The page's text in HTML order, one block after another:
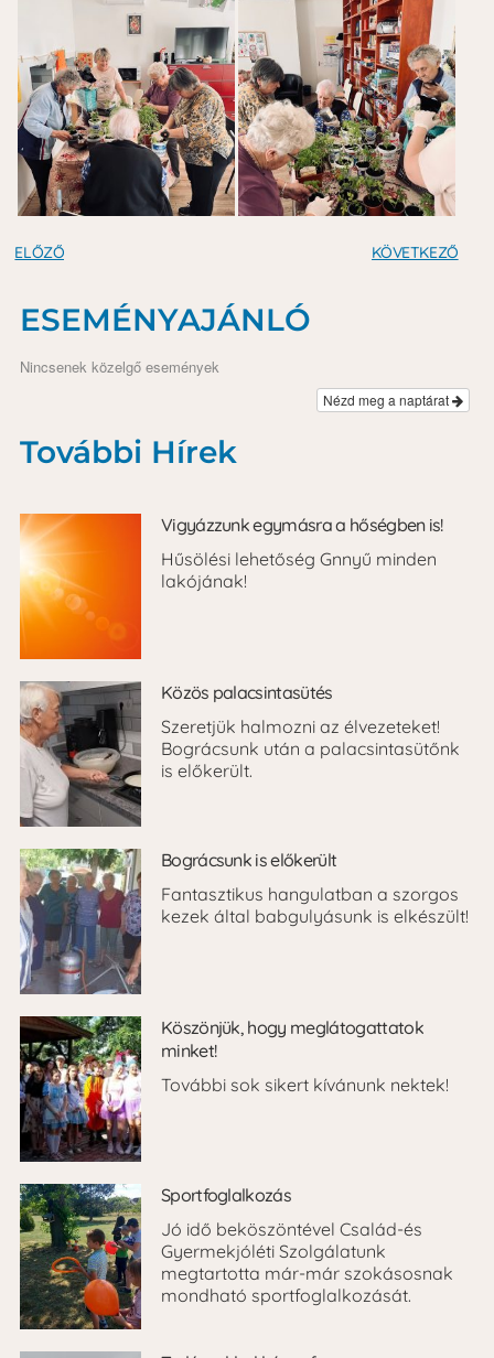
ELŐZŐ KÖVETKEZŐ
ESEMÉNYAJÁNLÓ
Nincsenek közelgő események
Nézd meg a naptárat
További Hírek
Vigyázzunk egymásra a hőségben is!
Hűsölési lehetőség Gnnyű minden
lakójának!
Közös palacsintasütés
Szeretjük halmozni az élvezeteket!
Bográcsunk után a palacsintasütőnk
is előkerült.
Bográcsunk is előkerült
Fantasztikus hangulatban a szorgos
kezek által babgulyásunk is elkészült!
Köszönjük, hogy meglátogattatok
minket!
További sok sikert kívánunk nektek!
Sportfoglalkozás
Jó idő beköszöntével Család-és
Gyermekjóléti Szolgálatunk
megtartotta már-már szokásosnak
mondható sportfoglalkozását.